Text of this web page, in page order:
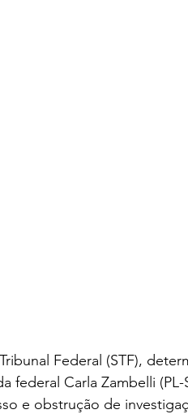
Federal (STF),
Carla Zambelli (PL-
e obstrução de